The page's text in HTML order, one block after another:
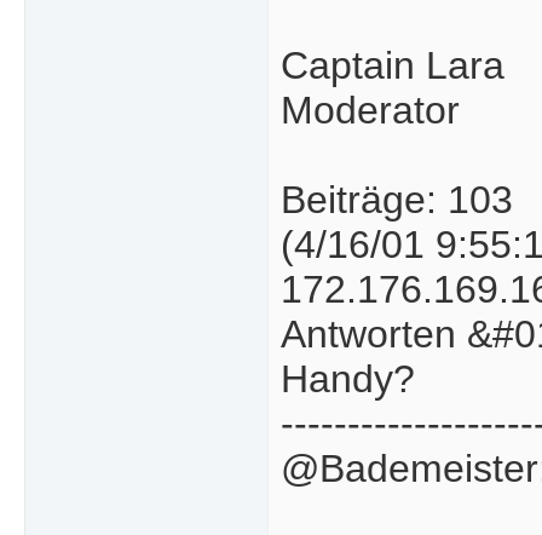
Captain Lara
Moderator
Beiträge: 103
(4/16/01
Antworten
Handy?